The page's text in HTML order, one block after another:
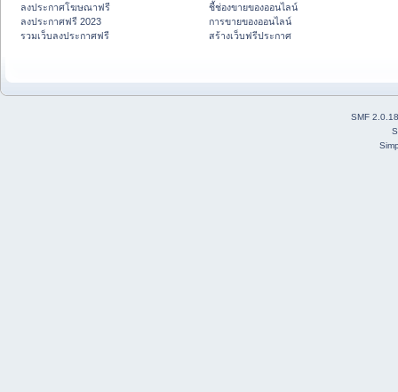
ลงประกาศโฆษณาฟรี
ลงประกาศฟรี 2023
รวมเว็บลงประกาศฟรี
ชี้ช่องขายของออนไลน์
การขายของออนไลน์
สร้างเว็บฟรีประกาศ
SMF 2.0.18